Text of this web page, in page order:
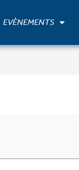
EVÈNEMENTS